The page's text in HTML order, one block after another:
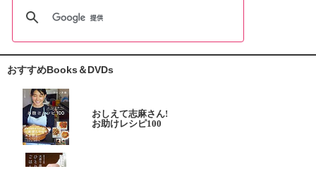
おすすめBooks＆DVDs
おしえて志麻さん!
お助けレシピ100